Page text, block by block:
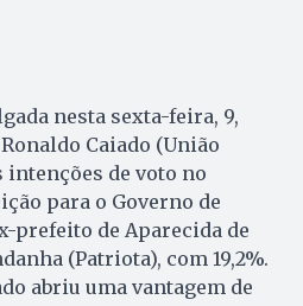
nesta sexta-feira, 9,
Caiado (União
intenções de voto no
para o Governo de
prefeito de Aparecida de
(Patriota), com 19,2%.
abriu uma vantagem de